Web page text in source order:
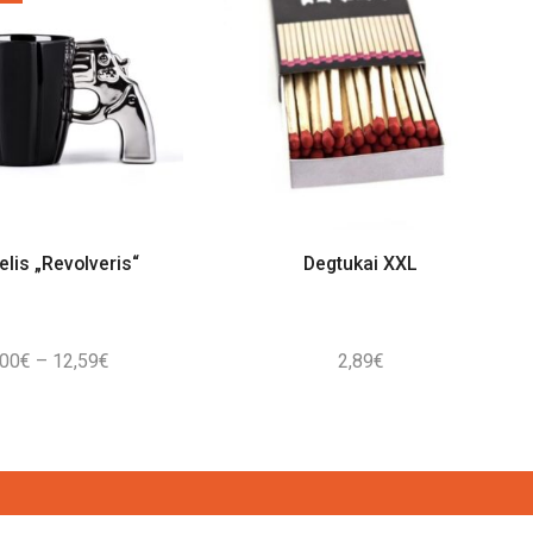
„Revolveris“
€ – 12,59€
12,59€
Degtukai XXL
2,89€